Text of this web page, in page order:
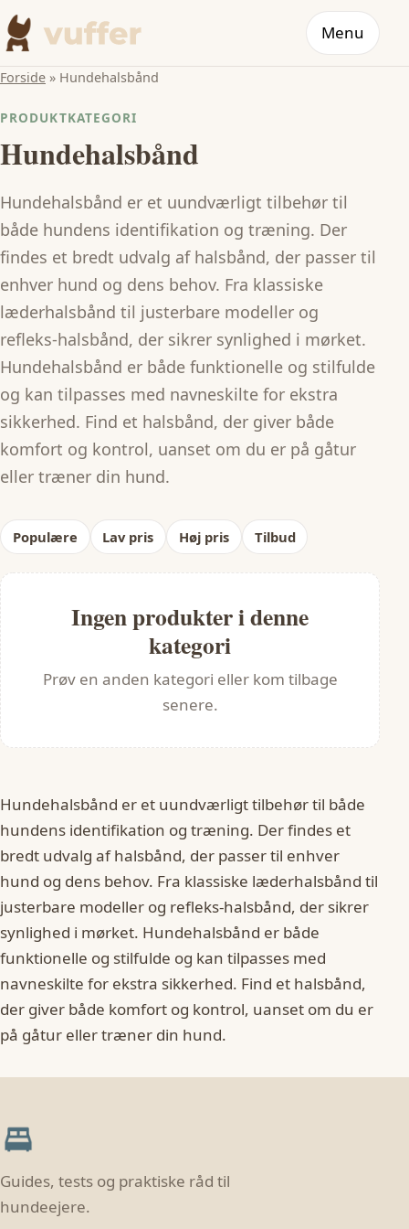
Menu
Forside » Hundehalsbånd
PRODUKTKATEGORI
Hundehalsbånd
Hundehalsbånd er et uundværligt tilbehør til
både hundens identifikation og træning. Der
findes et bredt udvalg af halsbånd, der passer til
enhver hund og dens behov. Fra klassiske
læderhalsbånd til justerbare modeller og
refleks-halsbånd, der sikrer synlighed i mørket.
Hundehalsbånd er både funktionelle og stilfulde
og kan tilpasses med navneskilte for ekstra
sikkerhed. Find et halsbånd, der giver både
komfort og kontrol, uanset om du er på gåtur
eller træner din hund.
Populære Lav pris Høj pris Tilbud
Ingen produkter i denne
kategori
Prøv en anden kategori eller kom tilbage
senere.
Hundehalsbånd er et uundværligt tilbehør til både
hundens identifikation og træning. Der findes et
bredt udvalg af halsbånd, der passer til enhver
hund og dens behov. Fra klassiske læderhalsbånd til
justerbare modeller og refleks-halsbånd, der sikrer
synlighed i mørket. Hundehalsbånd er både
funktionelle og stilfulde og kan tilpasses med
navneskilte for ekstra sikkerhed. Find et halsbånd,
der giver både komfort og kontrol, uanset om du er
på gåtur eller træner din hund.
Guides, tests og praktiske råd til
hundeejere.